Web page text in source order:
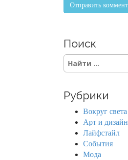
Поиск
S
c
Рубрики
Вокруг света
Арт и дизайн
Лайфстайл
События
Мода